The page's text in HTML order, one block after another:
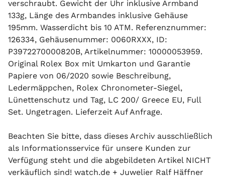
verschraubt. Gewicht der Uhr inklusive Armband
133g, Länge des Armbandes inklusive Gehäuse
195mm. Wasserdicht bis 10 ATM. Referenznummer:
126334, Gehäusenummer: 0060RXXX, ID:
P3972270000820B, Artikelnummer: 10000053959.
Original Rolex Box mit Umkarton und Garantie
Papiere von 06/2020 sowie Beschreibung,
Ledermäppchen, Rolex Chronometer-Siegel,
Lünettenschutz und Tag, LC 200/ Greece EU, Full
Set. Ungetragen. Lieferzeit Auf Anfrage.
Beachten Sie bitte, dass dieses Archiv ausschließlich
als Informationsservice für unsere Kunden zur
Verfügung steht und die abgebildeten Artikel NICHT
verkäuflich sind! watch.de + Juwelier Ralf Häffner